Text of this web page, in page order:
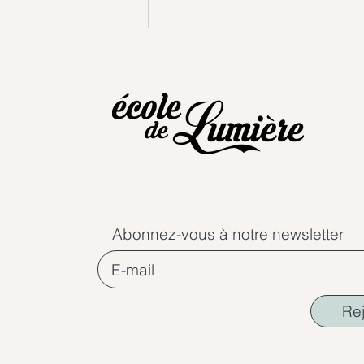
Abonnez-vous à notre newsletter